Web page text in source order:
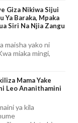
Giza Nikiwa Sijui
Ya Baraka, Mpaka
Siri Na Njia Zangu
maisha yako ni
miaka mingi,
Mama Yake
Leo Ananithamini
ya kila